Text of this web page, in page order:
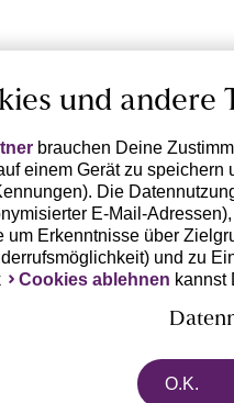
und andere
brauchen Deine
einem Gerät zu
Die
E-Mail-
um Erkenntnisse über
und zu
Cookies ablehnen kannst
zusammen, die von
O.K.